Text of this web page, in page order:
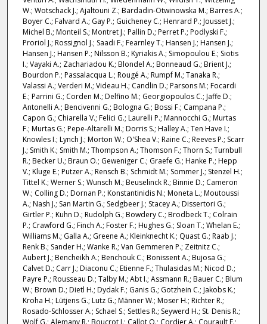
W.; Wotschack J.; Ajaltouni Z.; Bardadin-Otwinowska M.; Barres A.;
Boyer C.; Falvard A.; Gay P.; Guicheney C.; Henrard P.; Jousset J.;
Michel B.; Monteil S.; Montret J.; Pallin D.; Perret P.; Podlyski F.;
Proriol J.; Rossignol J.; Saadi F.; Fearnley T.; Hansen J.; Hansen J.;
Hansen J.; Hansen P.; Nilsson B.; Kyriakis A.; Simopoulou E.; Siotis
I.; Vayaki A.; Zachariadou K.; Blondel A.; Bonneaud G.; Brient J.;
Bourdon P.; Passalacqua L.; Rougé A.; Rumpf M.; Tanaka R.;
Valassi A.; Verderi M.; Videau H.; Candlin D.; Parsons M.; Focardi
E.; Parrini G.; Corden M.; Delfino M.; Georgiopoulos C.; Jaffe D.;
Antonelli A.; Bencivenni G.; Bologna G.; Bossi F.; Campana P.;
Capon G.; Chiarella V.; Felici G.; Laurelli P.; Mannocchi G.; Murtas
F.; Murtas G.; Pepe-Altarelli M.; Dorris S.; Halley A.; Ten Have I.;
Knowles I.; Lynch J.; Morton W.; O'Shea V.; Raine C.; Reeves P.; Scarr
J.; Smith K.; Smith M.; Thompson A.; Thomson F.; Thorn S.; Turnbull
R.; Becker U.; Braun O.; Geweniger C.; Graefe G.; Hanke P.; Hepp
V.; Kluge E.; Putzer A.; Rensch B.; Schmidt M.; Sommer J.; Stenzel H.;
Tittel K.; Werner S.; Wunsch M.; Beuselinck R.; Binnie D.; Cameron
W.; Colling D.; Dornan P.; Konstantinidis N.; Moneta L.; Moutoussi
A.; Nash J.; San Martin G.; Sedgbeer J.; Stacey A.; Dissertori G.;
Girtler P.; Kuhn D.; Rudolph G.; Bowdery C.; Brodbeck T.; Colrain
P.; Crawford G.; Finch A.; Foster F.; Hughes G.; Sloan T.; Whelan E.;
Williams M.; Galla A.; Greene A.; Kleinknecht K.; Quast G.; Raab J.;
Renk B.; Sander H.; Wanke R.; Van Gemmeren P.; Zeitnitz C.;
Aubert J.; Bencheikh A.; Benchouk C.; Bonissent A.; Bujosa G.;
Calvet D.; Carr J.; Diaconu C.; Etienne F.; Thulasidas M.; Nicod D.;
Payre P.; Rousseau D.; Talby M.; Abt I.; Assmann R.; Bauer C.; Blum
W.; Brown D.; Dietl H.; Dydak F.; Ganis G.; Gotzhein C.; Jakobs K.;
Kroha H.; Lütjens G.; Lutz G.; Männer W.; Moser H.; Richter R.;
Rosado-Schlosser A.; Schael S.; Settles R.; Seywerd H.; St. Denis R.;
Wolf G.; Alemany R.; Boucrot J.; Callot O.; Cordier A.; Courault F.;